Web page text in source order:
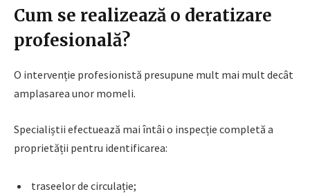
Cum se realizează o deratizare
profesională?
O intervenție profesionistă presupune mult mai mult decât
amplasarea unor momeli.
Specialiștii efectuează mai întâi o inspecție completă a
proprietății pentru identificarea:
traseelor de circulație;